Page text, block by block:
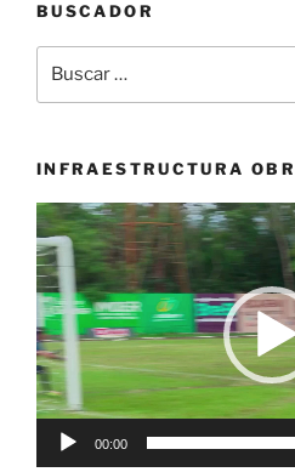
horario
toque
queda
la
ley
seca
para
40
municipios
entre
31
BUSCADOR
por:
INFRAESTRUCTURA
Reproductor
de
vídeo
00:00